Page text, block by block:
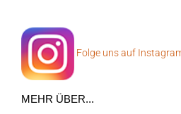
Folge uns auf
MEHR ÜBER...